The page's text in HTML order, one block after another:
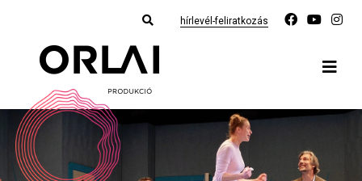
hírlevél-feliratkozás